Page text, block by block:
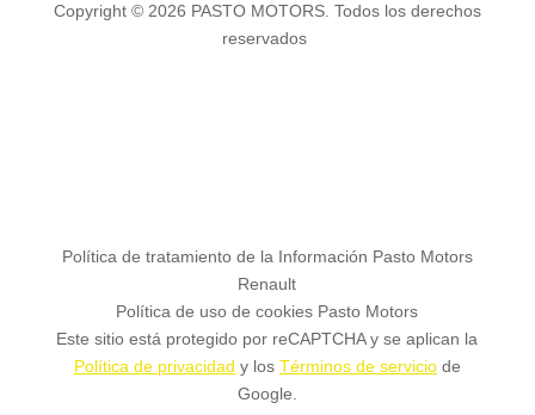
Copyright © 2026 PASTO MOTORS. Todos los derechos
reservados
Política de tratamiento de la Información Pasto Motors
Renault
Política de uso de cookies Pasto Motors
Este sitio está protegido por reCAPTCHA y se aplican la
Política de privacidad y los Términos de serviciode
Google.